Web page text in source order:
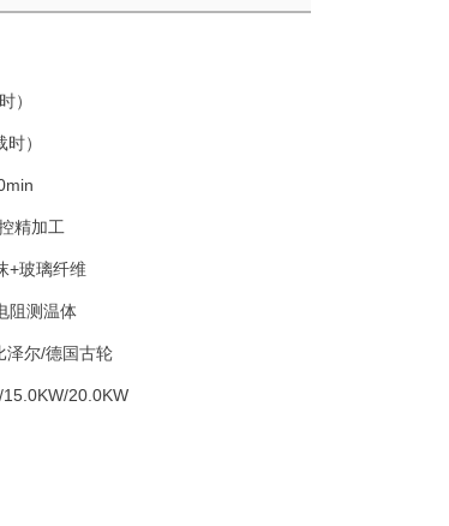
）
）
精加工
+玻璃纤维
阻测温体
泽尔/德国古轮
20.0KW